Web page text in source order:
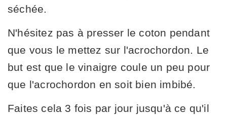
séchée.
N'hésitez pas à presser le coton pendant
que vous le mettez sur l'acrochordon. Le
but est que le vinaigre coule un peu pour
que l'acrochordon en soit bien imbibé.
Faites cela 3 fois par jour jusqu'à ce qu'il